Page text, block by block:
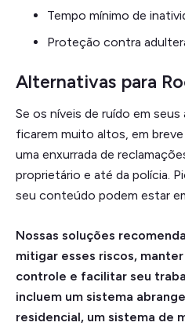
Tempo mínimo de
Proteção contra
Alternativas para
Se os níveis de ruído em
ficarem muito altos, em
uma enxurrada de
proprietário e até da polícia.
seu conteúdo podem estar
Nossas soluções
mitigar esses riscos,
controle e facilitar seu
incluem um sistema
residencial, um sistema de